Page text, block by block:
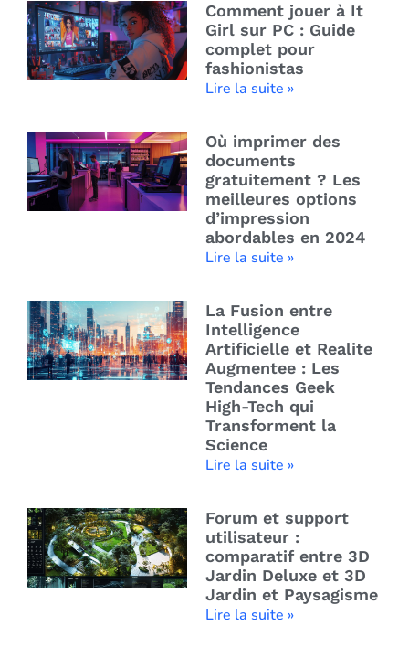
Comment jouer à It
Girl sur PC : Guide
complet pour
fashionistas
Lire la suite »
Où imprimer des
documents
gratuitement ? Les
meilleures options
d’impression
abordables en 2024
Lire la suite »
La Fusion entre
Intelligence
Artificielle et Realite
Augmentee : Les
Tendances Geek
High-Tech qui
Transforment la
Science
Lire la suite »
Forum et support
utilisateur :
comparatif entre 3D
Jardin Deluxe et 3D
Jardin et Paysagisme
Lire la suite »